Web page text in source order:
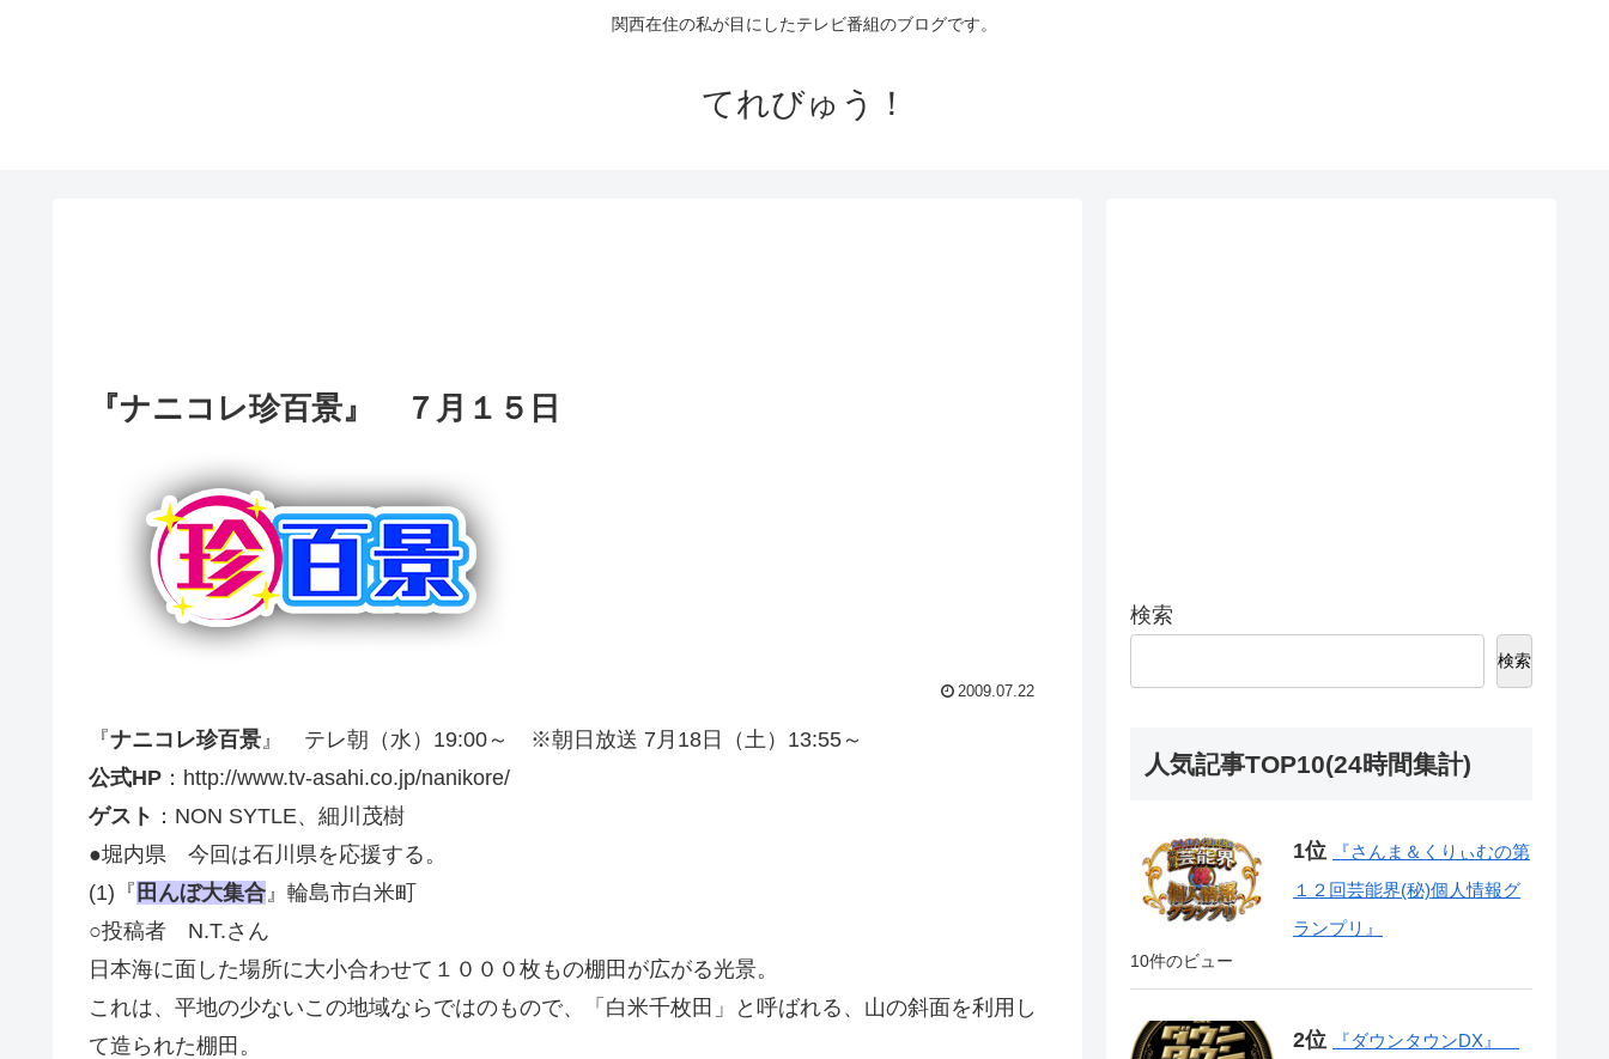
関西在住の私が目にしたテレビ番組のブログです。
てれびゅう！
『ナニコレ珍百景』 ７月１５日
2009.07.22
『ナニコレ珍百景 』 テレ朝（水）19:00～ ※朝日放送 7月18日（土）13:55～
公式HP ：http://www.tv-asahi.co.jp/nanikore/
ゲスト ：NON SYTLE、細川茂樹
●堀内県 今回は石川県を応援する。
(1)『 田んぼ大集合 』輪島市白米町
○投稿者 N.T.さん
日本海に面した場所に大小合わせて１０００枚もの棚田が広がる光景。
これは、平地の少ないこの地域ならではのもので、「白米千枚田」と呼ばれる、山の斜面を利用し
て造られた棚田。
検索
検索
人気記事TOP10(24時間集計)
『さんま＆くりぃむの第
１２回芸能界(秘)個人情報グ
ランプリ』
10件のビュー
『ダウンタウンDX』